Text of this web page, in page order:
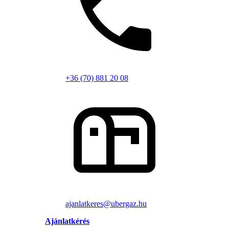
+36 (70) 881 20 08
ajanlatkeres@ubergaz.hu
Ajánlatkérés